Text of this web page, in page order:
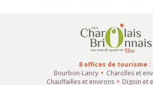
8 offices de tourisme :
Bourbon-Lancy
Charolles et
Chauffailles et environs
Digoin et